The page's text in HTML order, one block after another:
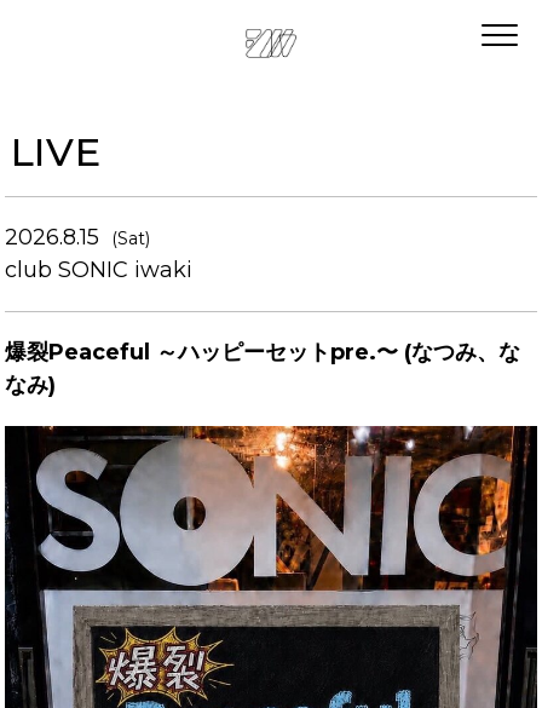
LIVE
2026.8.15 (Sat)
club SONIC iwaki
爆裂Peaceful ～ハッピーセットpre.〜 (なつみ、な
なみ)